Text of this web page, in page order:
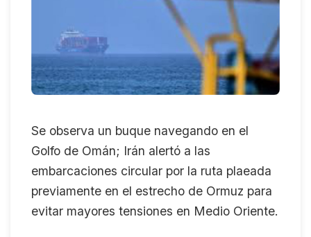
Se observa un buque navegando en el
Golfo de Omán; Irán alertó a las
embarcaciones circular por la ruta plaeada
previamente en el estrecho de Ormuz para
evitar mayores tensiones en Medio Oriente.